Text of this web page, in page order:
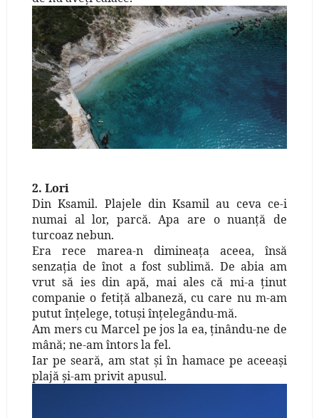
2. Lori
Din Ksamil. Plajele din Ksamil au ceva ce-i
numai al lor, parcă. Apa are o nuanţă de
turcoaz nebun.
Era rece marea-n dimineaţa aceea, însă
senzaţia de înot a fost sublimă. De abia am
vrut să ies din apă, mai ales că mi-a ţinut
companie o fetiţă albaneză, cu care nu m-am
putut înţelege, totuşi înţelegându-mă.
Am mers cu Marcel pe jos la ea, ţinându-ne de
mână; ne-am întors la fel.
Iar pe seară, am stat şi în hamace pe aceeaşi
plajă şi-am privit apusul.